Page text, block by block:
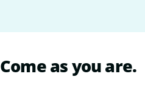
Come as you are.